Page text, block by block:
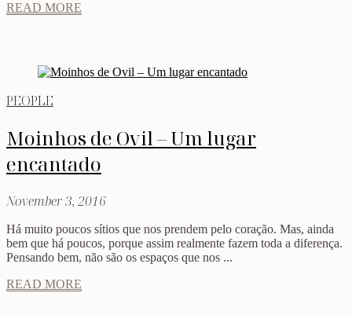
READ MORE
PEOPLE
Moinhos de Ovil – Um lugar
encantado
November 3, 2016
Há muito poucos sítios que nos prendem pelo coração. Mas, ainda
bem que há poucos, porque assim realmente fazem toda a diferença.
Pensando bem, não são os espaços que nos ...
READ MORE